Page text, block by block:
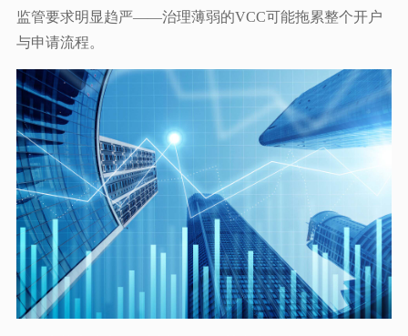
监管要求明显趋严——治理薄弱的VCC可能拖累整个开户
与申请流程。